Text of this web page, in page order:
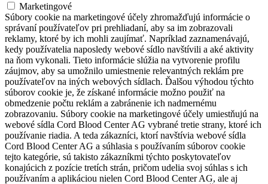
Marketingové
Súbory cookie na marketingové účely zhromažďujú informácie o
správaní používateľov pri prehliadaní, aby sa im zobrazovali
reklamy, ktoré by ich mohli zaujímať. Napríklad zaznamenávajú,
kedy používatelia naposledy webové sídlo navštívili a aké aktivity
na ňom vykonali. Tieto informácie slúžia na vytvorenie profilu
záujmov, aby sa umožnilo umiestnenie relevantných reklám pre
používateľov na iných webových sídlach. Ďalšou výhodou týchto
súborov cookie je, že získané informácie možno použiť na
obmedzenie počtu reklám a zabránenie ich nadmernému
zobrazovaniu. Súbory cookie na marketingové účely umiestňujú na
webové sídla Cord Blood Center AG vybrané tretie strany, ktoré ich
používanie riadia. A teda zákazníci, ktorí navštívia webové sídla
Cord Blood Center AG a súhlasia s používaním súborov cookie
tejto kategórie, sú takisto zákazníkmi týchto poskytovateľov
konajúcich z pozície tretích strán, pričom udelia svoj súhlas s ich
používaním a aplikáciou nielen Cord Blood Center AG, ale aj